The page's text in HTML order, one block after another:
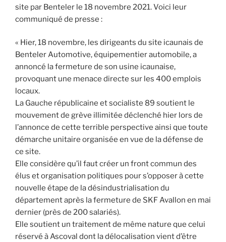
site par Benteler le 18 novembre 2021. Voici leur
communiqué de presse :
« Hier, 18 novembre, les dirigeants du site icaunais de
Benteler Automotive, équipementier automobile, a
annoncé la fermeture de son usine icaunaise,
provoquant une menace directe sur les 400 emplois
locaux.
La Gauche républicaine et socialiste 89 soutient le
mouvement de grève illimitée déclenché hier lors de
l’annonce de cette terrible perspective ainsi que toute
démarche unitaire organisée en vue de la défense de
ce site.
Elle considère qu’il faut créer un front commun des
élus et organisation politiques pour s’opposer à cette
nouvelle étape de la désindustrialisation du
département après la fermeture de SKF Avallon en mai
dernier (près de 200 salariés).
Elle soutient un traitement de même nature que celui
réservé à Ascoval dont la délocalisation vient d’être